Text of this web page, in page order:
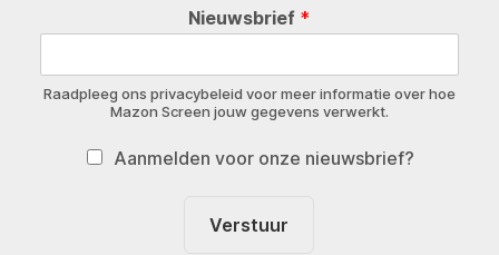
Nieuwsbrief *
Raadpleeg ons privacybeleid voor meer informatie over hoe
Mazon Screen jouw gegevens verwerkt.
Aanmelden voor onze nieuwsbrief?
Verstuur